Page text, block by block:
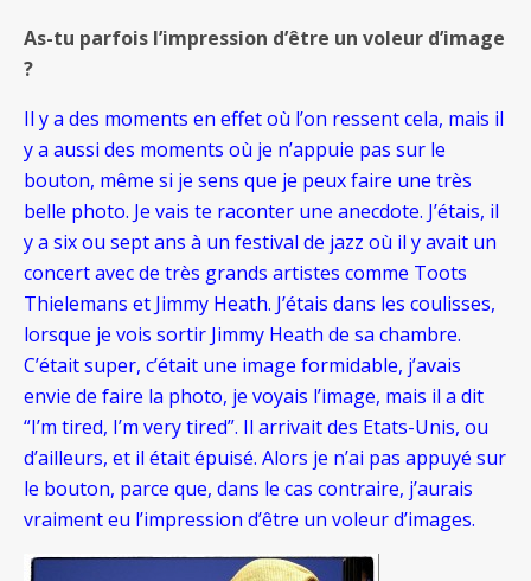
As-tu parfois l’impression d’être un voleur d’image
?
Il y a des moments en effet où l’on ressent cela, mais il
y a aussi des moments où je n’appuie pas sur le
bouton, même si je sens que je peux faire une très
belle photo. Je vais te raconter une anecdote. J’étais, il
y a six ou sept ans à un festival de jazz où il y avait un
concert avec de très grands artistes comme Toots
Thielemans et Jimmy Heath. J’étais dans les coulisses,
lorsque je vois sortir Jimmy Heath de sa chambre.
C’était super, c’était une image formidable, j’avais
envie de faire la photo, je voyais l’image, mais il a dit
“I’m tired, I’m very tired”. Il arrivait des Etats-Unis, ou
d’ailleurs, et il était épuisé. Alors je n’ai pas appuyé sur
le bouton, parce que, dans le cas contraire, j’aurais
vraiment eu l’impression d’être un voleur d’images.